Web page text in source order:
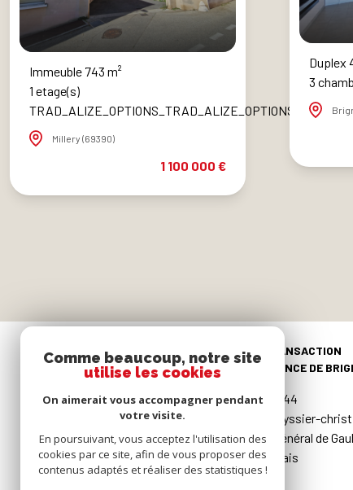
Immeuble 743 m²
1 etage(s)
Millery (69390)
1 100 000 €
Duplex
3
TRANSACTION
AGENCE DE
04.78.05.10.44
brignais@teyssier-
103 rue du Général de
69530 Brignais
Comme beaucoup, notre site
utilise les cookies
On aimerait vous accompagner pendant
votre visite.
En poursuivant, vous acceptez l'utilisation des
cookies par ce site, afin de vous proposer des
contenus adaptés et réaliser des statistiques !